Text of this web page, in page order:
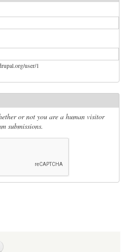
址，如： http://drupal.org/user/1
or not you are a human visitor
submissions.